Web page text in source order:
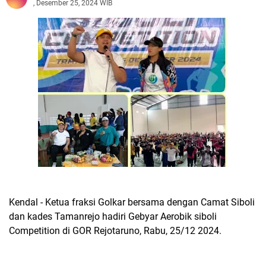
, Desember 25, 2024 WIB
Kendal - Ketua fraksi Golkar bersama dengan Camat Siboli
dan kades Tamanrejo hadiri Gebyar Aerobik siboli
Competition di GOR Rejotaruno, Rabu, 25/12 2024.